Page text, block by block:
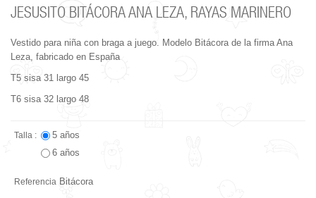
JESUSITO BITÁCORA ANA LEZA, RAYAS MARINERO
Vestido para niña con braga a juego. Modelo Bitácora de la firma Ana
Leza, fabricado en España
T5 sisa 31 largo 45
T6 sisa 32 largo 48
Talla :
5 años
6 años
Referencia Bitácora